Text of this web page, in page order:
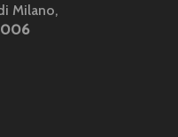
Milano,